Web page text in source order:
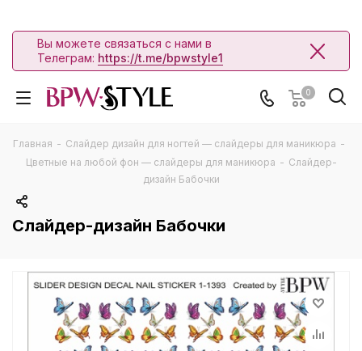
Вы можете связаться с нами в
Телеграм: https://t.me/bpwstyle1
0
Главная - Слайдер дизайн для ногтей — слайдеры для маникюра -
Цветные на любой фон — слайдеры для маникюра - Слайдер-
дизайн Бабочки
Слайдер-дизайн Бабочки